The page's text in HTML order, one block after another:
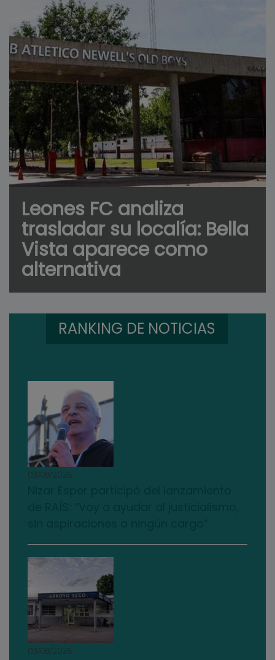
Leones FC analiza
trasladar su localía: Bella
Vista aparece como
alternativa
RANKING DE NOTICIAS
03/08/2026
03/08/2026